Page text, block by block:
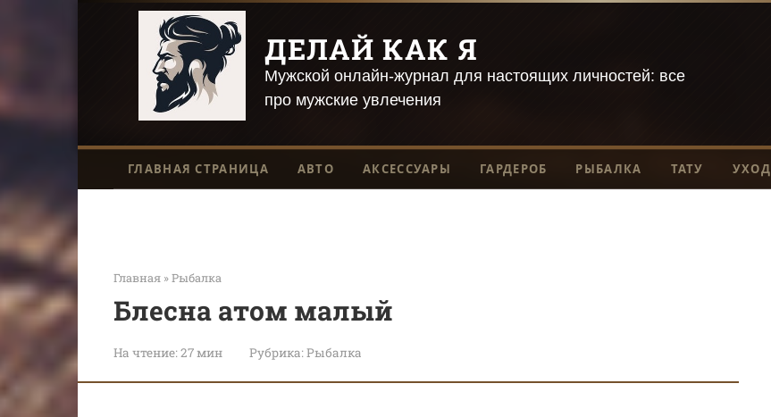
ДЕЛАЙ КАК Я
Мужской онлайн-журнал для настоящих личностей: все
про мужские увлечения
ГЛАВНАЯ СТРАНИЦА АВТО АКСЕССУАРЫ ГАРДЕРОБ РЫБАЛКА ТАТУ УХОД
Главная »Рыбалка
Блесна атом малый
На чтение:27 мин Рубрика:Рыбалка